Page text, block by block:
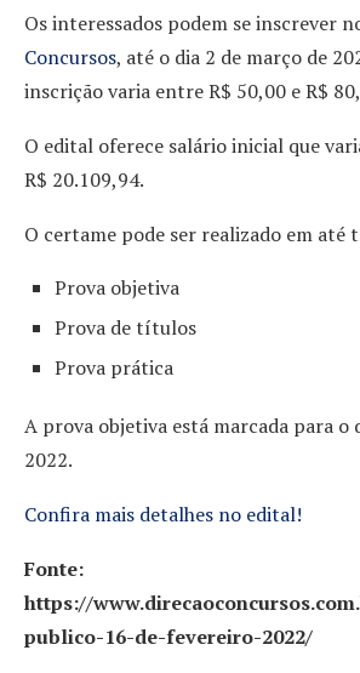
Os interessados podem se inscrever
Concursos, até o dia 2 de março de
inscrição varia entre R$ 50,00 e R$
O edital oferece salário inicial que
R$ 20.109,94.
O certame pode ser realizado em até
Prova objetiva
Prova de títulos
Prova prática
A prova objetiva está marcada para o
2022.
Confira mais detalhes no edital!
Fonte:
https://
publico-16-de-fevereiro-2022/